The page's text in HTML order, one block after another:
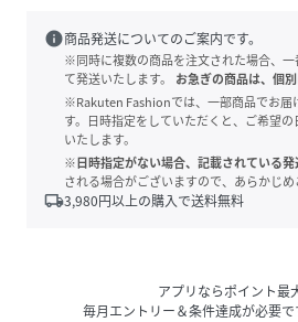
info商品発送についてのご案内です。
※同時に複数の商品を注文された場合、
て発送いたします。
お急ぎの商品は、個
※Rakuten Fashionでは、一部商品でお届
す。日時指定をしていただくと、ご希望
いたします。
※日時指定がない場合、記載されている
される場合がございますので、あらかじめ
local_shipping3,980円以上の購入で送料無料
アプリならポイント最
毎月エントリー＆条件達成が必要で